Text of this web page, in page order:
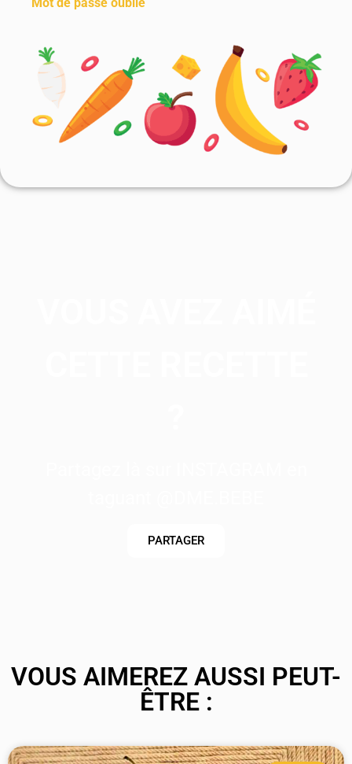
PARTAGER
VOUS AIMEREZ AUSSI PEUT-
ÊTRE :